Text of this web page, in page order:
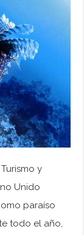
y
Unido
paraíso
todo el año,